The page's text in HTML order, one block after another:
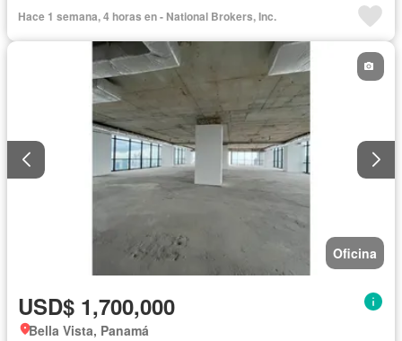
Hace 1 semana, 4 horas en - National Brokers, Inc.
Oficina
USD$ 1,700,000
Bella Vista, Panamá